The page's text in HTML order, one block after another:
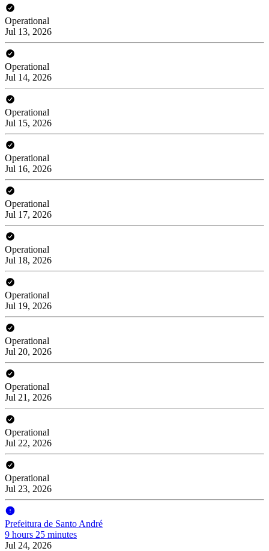
Operational
Jul 13, 2026
Operational
Jul 14, 2026
Operational
Jul 15, 2026
Operational
Jul 16, 2026
Operational
Jul 17, 2026
Operational
Jul 18, 2026
Operational
Jul 19, 2026
Operational
Jul 20, 2026
Operational
Jul 21, 2026
Operational
Jul 22, 2026
Operational
Jul 23, 2026
Prefeitura de Santo André
9 hours 25 minutes
Jul 24, 2026